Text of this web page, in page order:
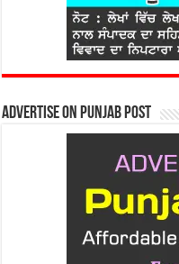
Advertise on Punjab Post